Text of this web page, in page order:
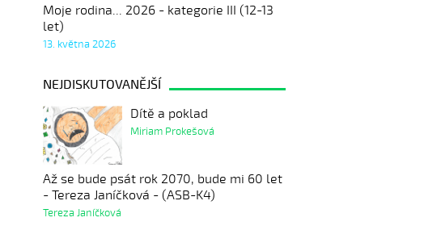
Moje rodina... 2026 - kategorie III (12-13
let)
13. května 2026
NEJDISKUTOVANĚJŠÍ
Dítě a poklad
Miriam Prokešová
Až se bude psát rok 2070, bude mi 60 let
- Tereza Janíčková - (ASB-K4)
Tereza Janíčková